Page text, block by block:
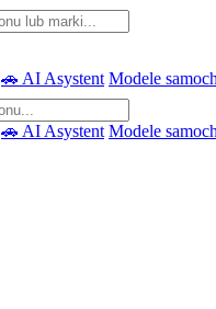
🚗 AI Asystent Modele
🚗 AI Asystent Modele